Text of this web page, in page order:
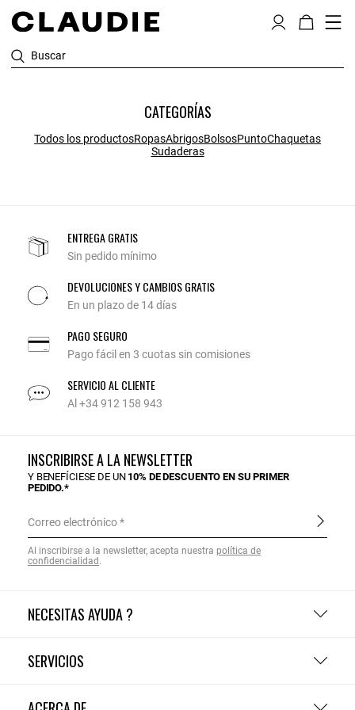
Buscar
CATEGORÍAS
Todos los productosRopasAbrigosBolsosPuntoChaquetas
Sudaderas
ENTREGA GRATIS
Sin pedido mínimo
DEVOLUCIONES Y CAMBIOS GRATIS
En un plazo de 14 días
PAGO SEGURO
Pago fácil en 3 cuotas sin comisiones
SERVICIO AL CLIENTE
Al +34 912 158 943
NECESITAS AYUDA ?
SERVICIOS
INSCRIBIRSE A LA NEWSLETTER
Y BENEFÍCIESE DE UN 10% DE DESCUENTO EN SU PRIMER
PEDIDO.*
Correo electrónico
Al inscribirse a la newsletter, acepta nuestra política de
confidencialidad.